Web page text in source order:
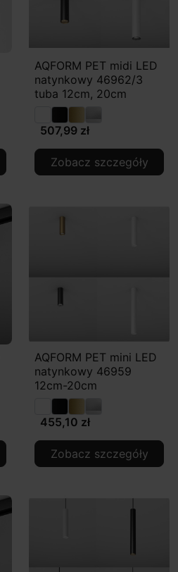
AQFORM PET midi LED
natynkowy 46962/3
tuba 12cm, 20cm
507,99 zł
Zobacz szczegóły
AQFORM PET mini LED
natynkowy 46959
12cm-20cm
455,10 zł
Zobacz szczegóły